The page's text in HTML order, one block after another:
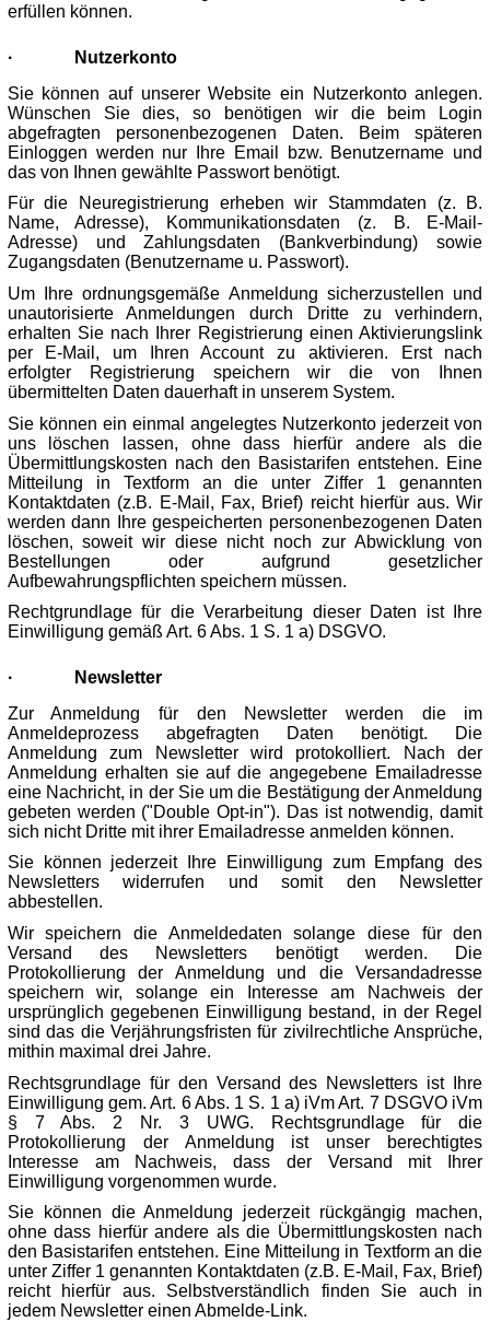
erfüllen können.
·
Nutzerkonto
Sie können auf unserer Website ein Nutzerkonto anlegen.
Wünschen Sie dies, so benötigen wir die beim Login
abgefragten personenbezogenen Daten. Beim späteren
Einloggen werden nur Ihre Email bzw. Benutzername und
das von Ihnen gewählte Passwort benötigt.
Für die Neuregistrierung erheben wir Stammdaten (z. B.
Name, Adresse), Kommunikationsdaten (z. B. E-Mail-
Adresse) und Zahlungsdaten (Bankverbindung) sowie
Zugangsdaten (Benutzername u. Passwort).
Um Ihre ordnungsgemäße Anmeldung sicherzustellen und
unautorisierte Anmeldungen durch Dritte zu verhindern,
erhalten Sie nach Ihrer Registrierung einen Aktivierungslink
per E-Mail, um Ihren Account zu aktivieren. Erst nach
erfolgter Registrierung speichern wir die von Ihnen
übermittelten Daten dauerhaft in unserem System.
Sie können ein einmal angelegtes Nutzerkonto jederzeit von
uns löschen lassen, ohne dass hierfür andere als die
Übermittlungskosten nach den Basistarifen entstehen. Eine
Mitteilung in Textform an die unter Ziffer 1 genannten
Kontaktdaten (z.B. E-Mail, Fax, Brief) reicht hierfür aus. Wir
werden dann Ihre gespeicherten personenbezogenen Daten
löschen, soweit wir diese nicht noch zur Abwicklung von
Bestellungen oder aufgrund gesetzlicher
Aufbewahrungspflichten speichern müssen.
Rechtgrundlage für die Verarbeitung dieser Daten ist Ihre
Einwilligung gemäß Art. 6 Abs. 1 S. 1 a) DSGVO.
·
Newsletter
Zur Anmeldung für den Newsletter werden die im
Anmeldeprozess abgefragten Daten benötigt. Die
Anmeldung zum Newsletter wird protokolliert. Nach der
Anmeldung erhalten sie auf die angegebene Emailadresse
eine Nachricht, in der Sie um die Bestätigung der Anmeldung
gebeten werden ("Double Opt-in"). Das ist notwendig, damit
sich nicht Dritte mit ihrer Emailadresse anmelden können.
Sie können jederzeit Ihre Einwilligung zum Empfang des
Newsletters widerrufen und somit den Newsletter
abbestellen.
Wir speichern die Anmeldedaten solange diese für den
Versand des Newsletters benötigt werden. Die
Protokollierung der Anmeldung und die Versandadresse
speichern wir, solange ein Interesse am Nachweis der
ursprünglich gegebenen Einwilligung bestand, in der Regel
sind das die Verjährungsfristen für zivilrechtliche Ansprüche,
mithin maximal drei Jahre.
Rechtsgrundlage für den Versand des Newsletters ist Ihre
Einwilligung gem. Art. 6 Abs. 1 S. 1 a) iVm Art. 7 DSGVO iVm
§ 7 Abs. 2 Nr. 3 UWG. Rechtsgrundlage für die
Protokollierung der Anmeldung ist unser berechtigtes
Interesse am Nachweis, dass der Versand mit Ihrer
Einwilligung vorgenommen wurde.
Sie können die Anmeldung jederzeit rückgängig machen,
ohne dass hierfür andere als die Übermittlungskosten nach
den Basistarifen entstehen. Eine Mitteilung in Textform an die
unter Ziffer 1 genannten Kontaktdaten (z.B. E-Mail, Fax, Brief)
reicht hierfür aus. Selbstverständlich finden Sie auch in
jedem Newsletter einen Abmelde-Link.